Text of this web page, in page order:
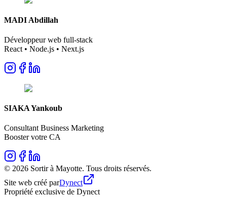
MADI Abdillah
Développeur web full-stack
React • Node.js • Next.js
SIAKA Yankoub
Consultant Business Marketing
Booster votre CA
© 2026 Sortir à Mayotte. Tous droits réservés.
Site web créé parDynect
Propriété exclusive de Dynect